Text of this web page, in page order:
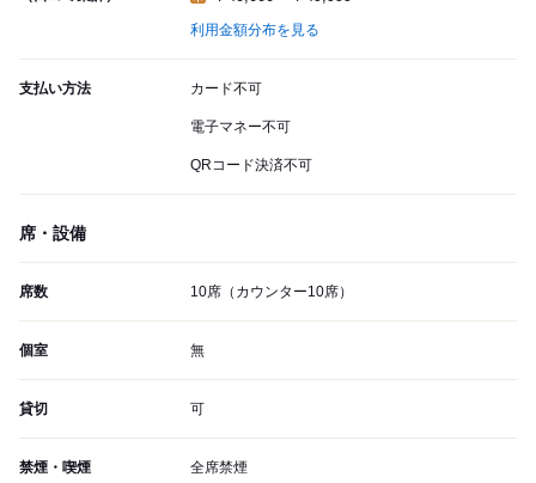
利用金額分布を見る
支払い方法 カード不可
電子マネー不可
QRコード決済不可
席・設備
席数 10席（カウンター10席）
個室 無
貸切 可
禁煙・喫煙 全席禁煙